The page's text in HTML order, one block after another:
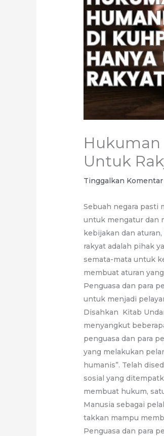
Hukuman
Untuk
Tinggalkan Komentar
Sebuah negara pasti
untuk mengatur dan
kebijakan dan
rakyat adalah pihak
semata-mata untuk
membuat aturan
Penguasa dan para
untuk menjadi
Disahkan Kitab
menyangkut
penguasa dan para
yang melakukan
humanis”. Telah
sosial yang
membuat hukum,
Manusia sebagai
takkan mampu
Penguasa dan para